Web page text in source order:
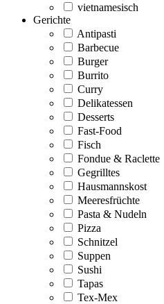
vietnamesisch
Gerichte
Antipasti
Barbecue
Burger
Burrito
Curry
Delikatessen
Desserts
Fast-Food
Fisch
Fondue & Raclette
Gegrilltes
Hausmannskost
Meeresfrüchte
Pasta & Nudeln
Pizza
Schnitzel
Suppen
Sushi
Tapas
Tex-Mex